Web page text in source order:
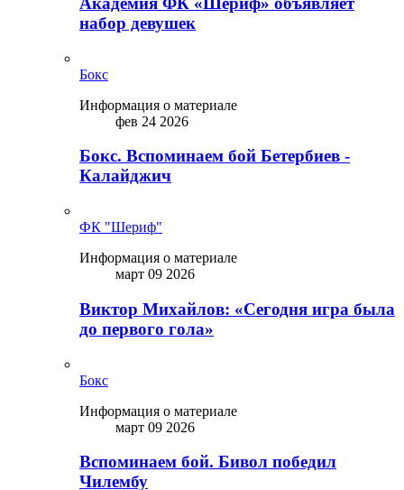
набор девушек
Бокс
Информация о материале
фев 24 2026
Бокс. Вспоминаем бой Бетербиев -
Калайджич
ФК "Шериф"
Информация о материале
март 09 2026
Виктор Михайлов: «Сегодня игра была
до первого гола»
Бокс
Информация о материале
март 09 2026
Вспоминаем бой. Бивол победил
Чилембу